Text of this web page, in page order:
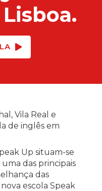
Vila Real e
de inglês em
Up situam-se
das principais
das
escola Speak